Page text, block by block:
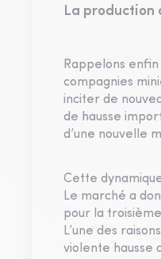
La production
Rappelons
compagnies
inciter de
de hausse
d’une nouvelle
Cette
Le marché a
pour la
L’une des
violente hausse